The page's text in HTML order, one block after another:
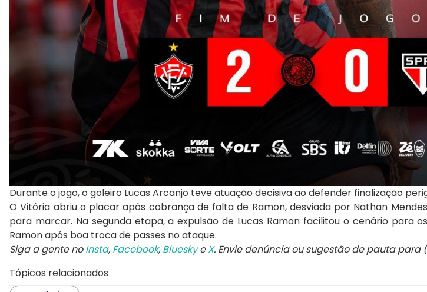
Durante o jogo, o goleiro Lucas Arcanjo teve atuação decisiva ao defender finalização
O Vitória abriu o placar após cobrança de falta de Ramon, desviada por Nathan
para marcar. Na segunda etapa, a expulsão de Lucas Ramon facilitou o cenário para
Ramon após boa troca de passes no ataque.
Siga a gente noInsta, Facebook, BlueskyeX. Envie denúncia ou sugestão de pauta para
Tópicos relacionados